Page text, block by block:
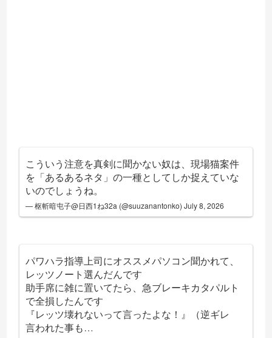
こういう注意を真剣に聞かない奴は、現場猫案件
を「あるあるネタ」の一種としてしか捉えていな
いのでしょうね。
— 枢斬暗屯子@日西1ね32a (@suuzanantonko)July 8, 2026
パワハラ指導上司にオススメパソコン聞かれて、
レッツノート選んだんです
助手席に雑に置いてたら、急ブレーキカタパルト
で全損したんです
『レッツ壊れないって言ったよな！』（逆ギレ
言われた事も…